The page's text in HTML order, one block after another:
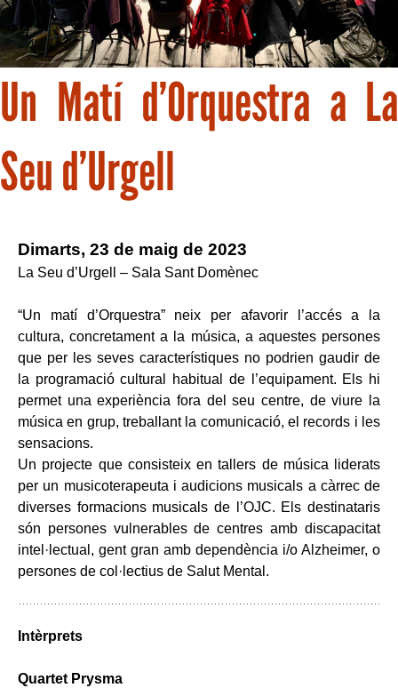
Un Matí d’Orquestra a La
Seu d’Urgell
Dimarts, 23 de maig de 2023
La Seu d’Urgell – Sala Sant Domènec
“Un matí d’Orquestra” neix per afavorir l’accés a la
cultura, concretament a la música, a aquestes persones
que per les seves característiques no podrien gaudir de
la programació cultural habitual de l’equipament. Els hi
permet una experiència fora del seu centre, de viure la
música en grup, treballant la comunicació, el records i les
sensacions.
Un projecte que consisteix en tallers de música liderats
per un musicoterapeuta i audicions musicals a càrrec de
diverses formacions musicals de l’OJC. Els destinataris
són persones vulnerables de centres amb discapacitat
intel·lectual, gent gran amb dependència i/o Alzheimer, o
persones de col·lectius de Salut Mental.
Intèrprets
Quartet Prysma